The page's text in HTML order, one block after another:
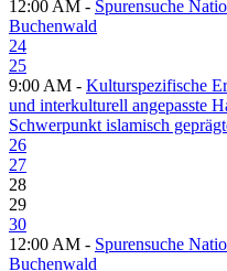
12:00 AM - Spurensuche
Buchenwald
24
25
9:00 AM - Kulturspezifische
und interkulturell angepasste
Schwerpunkt islamisch
26
27
28
29
30
12:00 AM - Spurensuche
Buchenwald